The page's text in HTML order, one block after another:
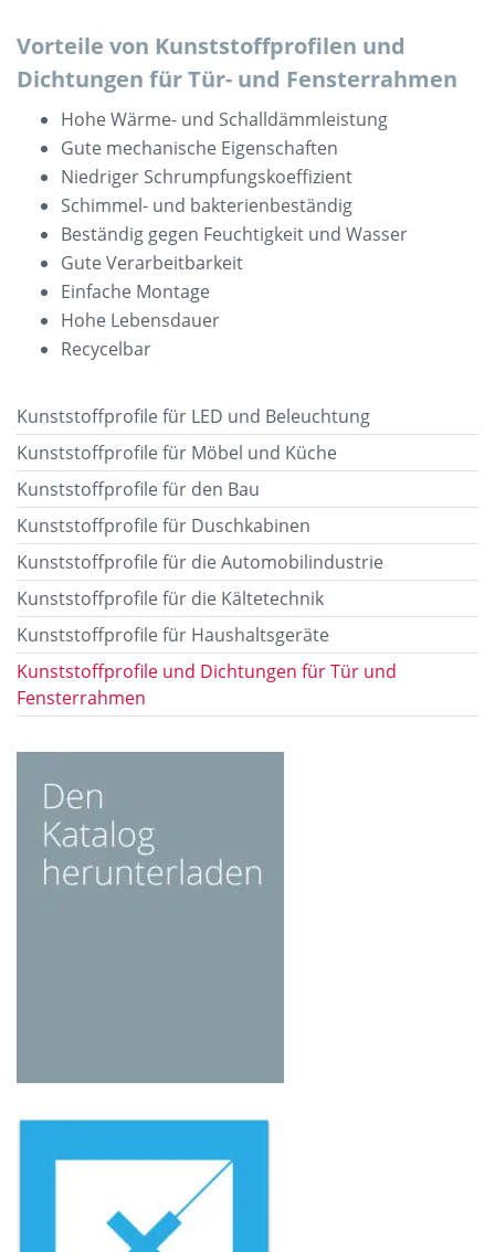
Vorteile von Kunststoffprofilen und
Dichtungen für Tür- und Fensterrahmen
Hohe Wärme- und Schalldämmleistung
Gute mechanische Eigenschaften
Niedriger Schrumpfungskoeffizient
Schimmel- und bakterienbeständig
Beständig gegen Feuchtigkeit und Wasser
Gute Verarbeitbarkeit
Einfache Montage
Hohe Lebensdauer
Recycelbar
Kunststoffprofile für LED und Beleuchtung
Kunststoffprofile für Möbel und Küche
Kunststoffprofile für den Bau
Kunststoffprofile für Duschkabinen
Kunststoffprofile für die Automobilindustrie
Kunststoffprofile für die Kältetechnik
Kunststoffprofile für Haushaltsgeräte
Kunststoffprofile und Dichtungen für Tür und
Fensterrahmen